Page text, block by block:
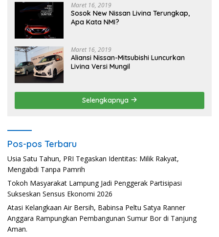
Maret 16, 2019
Sosok New Nissan Livina Terungkap,
Apa Kata NMI?
Maret 16, 2019
Aliansi Nissan-Mitsubishi Luncurkan
Livina Versi Mungil
Selengkapnya
Pos-pos Terbaru
Usia Satu Tahun, PRI Tegaskan Identitas: Milik Rakyat,
Mengabdi Tanpa Pamrih
Tokoh Masyarakat Lampung Jadi Penggerak Partisipasi
Sukseskan Sensus Ekonomi 2026
Atasi Kelangkaan Air Bersih, Babinsa Peltu Satya Ranner
Anggara Rampungkan Pembangunan Sumur Bor di Tanjung
Aman.